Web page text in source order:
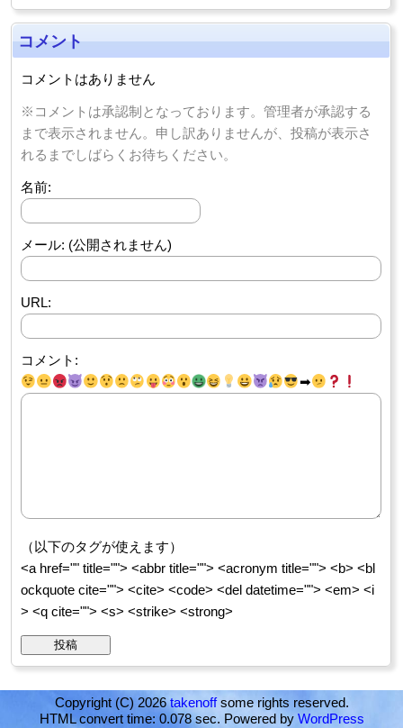
コメント
コメントはありません
※コメントは承認制となっております。管理者が承認する
まで表示されません。申し訳ありませんが、投稿が表示さ
れるまでしばらくお待ちください。
名前:
メール: (公開されません)
URL:
コメント:
➡
（以下のタグが使えます）
<a href="" title=""> <abbr title=""> <acronym title=""> <b> <bl
ockquote cite=""> <cite> <code> <del datetime=""> <em> <i
> <q cite=""> <s> <strike> <strong>
Copyright (C) 2026takenoffsome rights reserved.
HTML convert time: 0.078 sec. Powered by WordPress